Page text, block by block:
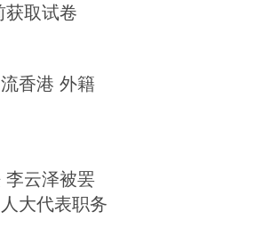
获取试卷
香港 外籍
李云泽被罢
大代表职务